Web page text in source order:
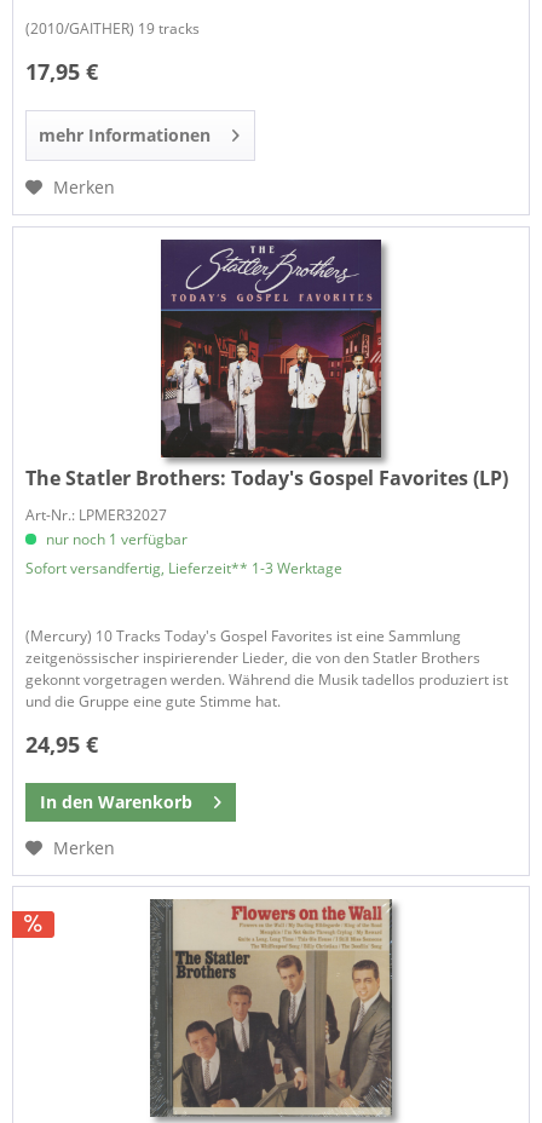
(2010/GAITHER) 19 tracks
17,95 €
mehr Informationen
Merken
The Statler Brothers:Today's Gospel Favorites (LP)
Art-Nr.: LPMER32027
nur noch 1 verfügbar
Sofort versandfertig, Lieferzeit** 1-3 Werktage
(Mercury) 10 Tracks Today's Gospel Favorites ist eine Sammlung
zeitgenössischer inspirierender Lieder, die von den Statler Brothers
gekonnt vorgetragen werden. Während die Musik tadellos produziert ist
und die Gruppe eine gute Stimme hat.
24,95 €
In den Warenkorb
Merken